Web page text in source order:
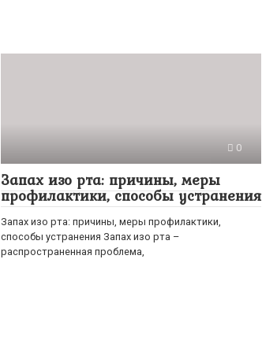
0
Запах изо рта: причины, меры
профилактики, способы устранения
Запах изо рта: причины, меры профилактики,
способы устранения Запах изо рта –
распространенная проблема,